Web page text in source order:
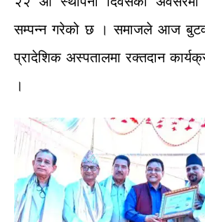
सम्पन्न गरेको छ ।समाजले आज
प्रादेशिक अस्पतालमा रक्तदान
।